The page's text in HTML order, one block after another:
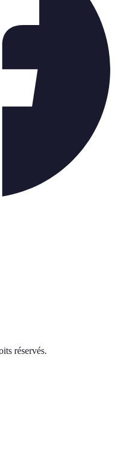
réservés.